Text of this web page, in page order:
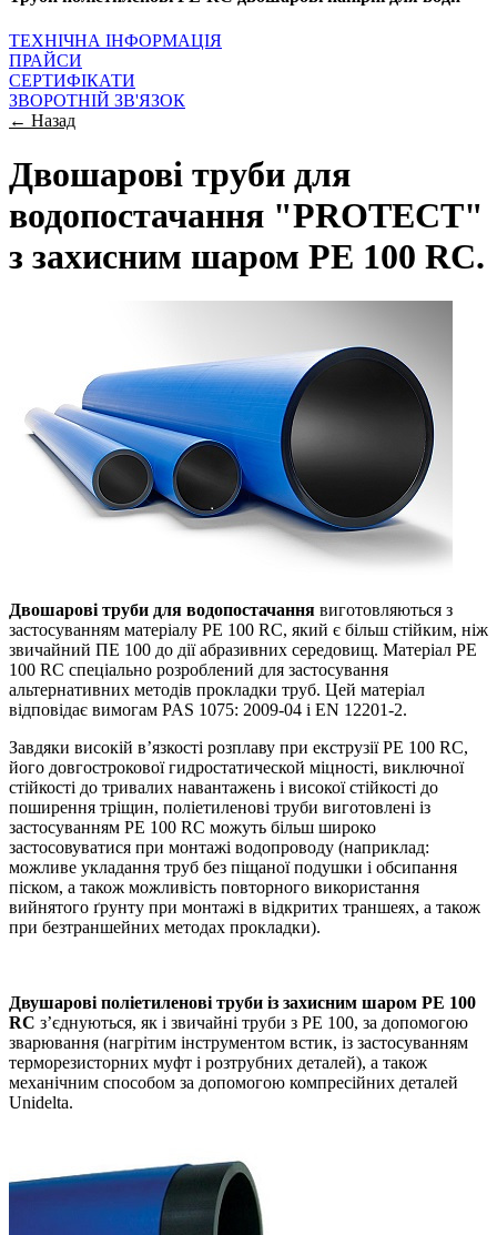
ТЕХНІЧНА ІНФОРМАЦІЯ
ПРАЙСИ
СЕРТИФІКАТИ
ЗВОРОТНІЙ ЗВ'ЯЗОК
← Назад
Двошарові труби для
водопостачання "PROTECT"
з захисним шаром PE 100 RC.
Двошарові труби для водопостачання виготовляються з
застосуванням матеріалу PE 100 RC, який є більш стійким, ніж
звичайний ПЕ 100 до дії абразивних середовищ. Матеріал PE
100 RC спеціально розроблений для застосування
альтернативних методів прокладки труб. Цей матеріал
відповідає вимогам PAS 1075: 2009-04 і EN 12201-2.
Завдяки високій в’язкості розплаву при екструзії PE 100 RC,
його довгострокової гидростатической міцності, виключної
стійкості до тривалих навантажень і високої стійкості до
поширення тріщин, поліетиленові труби виготовлені із
застосуванням РЕ 100 RC можуть більш широко
застосовуватися при монтажі водопроводу (наприклад:
можливе укладання труб без піщаної подушки і обсипання
піском, а також можливість повторного використання
вийнятого ґрунту при монтажі в відкритих траншеях, а також
при безтраншейних методах прокладки).
Двушарові поліетиленові труби із захисним шаром PE 100
RC з’єднуються, як і звичайні труби з PE 100, за допомогою
зварювання (нагрітим інструментом встик, із застосуванням
терморезисторних муфт і розтрубних деталей), а також
механічним способом за допомогою компресійних деталей
Unidelta.